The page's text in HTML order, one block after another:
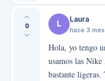
0 L Laura
hace 3
Hola, yo tengo
usamos las
bastante ligeras.